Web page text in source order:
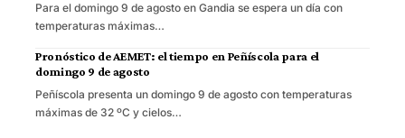
Para el domingo 9 de agosto en Gandia se espera un día con
temperaturas máximas…
Pronóstico de AEMET: el tiempo en Peñíscola para el
domingo 9 de agosto
Peñíscola presenta un domingo 9 de agosto con temperaturas
máximas de 32 ºC y cielos…